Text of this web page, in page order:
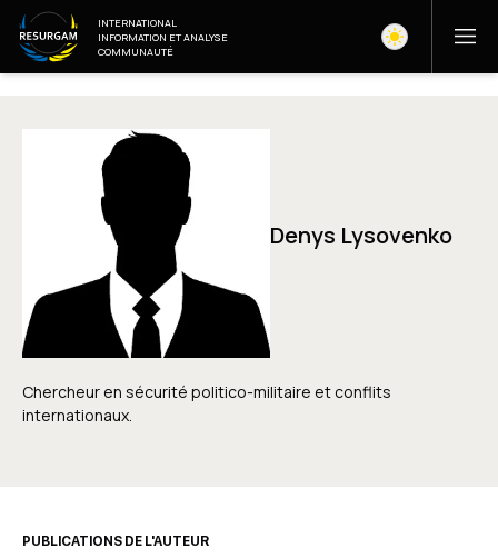
INTERNATIONAL
INFORMATION ET ANALYSE
COMMUNAUTÉ
Denys Lysovenko
Chercheur en sécurité politico-militaire et conflits
internationaux.
PUBLICATIONS DE L'AUTEUR